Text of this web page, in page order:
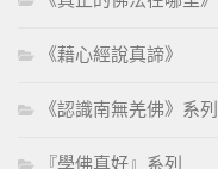
《藉心經說真諦》
《認識南無羌佛》系列
『學佛真好』系列